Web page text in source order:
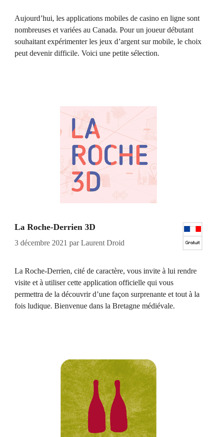
Aujourd’hui, les applications mobiles de casino en ligne sont
nombreuses et variées au Canada. Pour un joueur débutant
souhaitant expérimenter les jeux d’argent sur mobile, le choix
peut devenir difficile. Voici une petite sélection.
La Roche-Derrien 3D
3 décembre 2021 parLaurent Droid
La Roche-Derrien, cité de caractère, vous invite à lui rendre
visite et à utiliser cette application officielle qui vous
permettra de la découvrir d’une façon surprenante et tout à la
fois ludique. Bienvenue dans la Bretagne médiévale.